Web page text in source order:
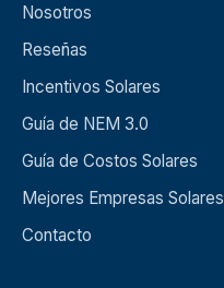
Nosotros
Reseñas
Incentivos Solares
Guía de NEM 3.0
Guía de Costos Solares
Mejores Empresas Solares
Contacto